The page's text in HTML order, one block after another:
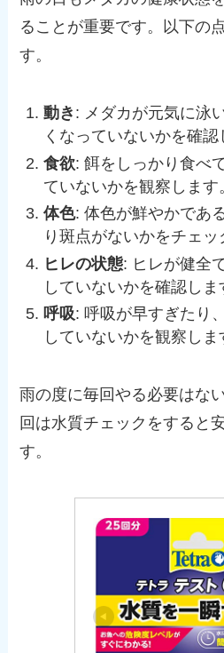
ることが重要です。以下の
す。
動き : メダカが元気に泳
くなっていないかを確認
食欲: 餌をしっかり食べ
ていないかを観察します
体色: 体色が鮮やかであ
り斑点がないかをチェッ
ヒレの状態: ヒレが健全
していないかを確認しま
呼吸: 呼吸が早すぎたり
していないかを観察しま
雨の度に毎回やる必要はな
回は水質チェックをすると
す。